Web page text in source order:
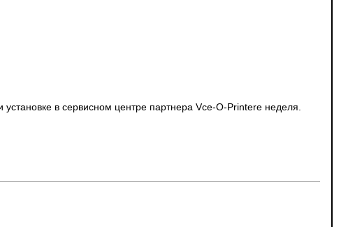
в сервисном центре партнера Vce-O-Printere неделя.